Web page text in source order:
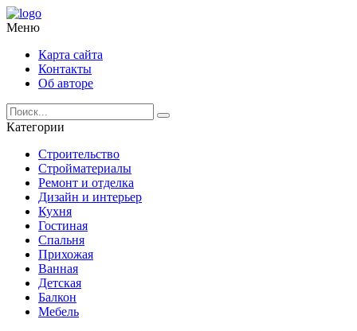
Меню
Карта сайта
Контакты
Об авторе
Категории
Строительство
Стройматериалы
Ремонт и отделка
Дизайн и интерьер
Кухня
Гостиная
Спальня
Прихожая
Ванная
Детская
Балкон
Мебель